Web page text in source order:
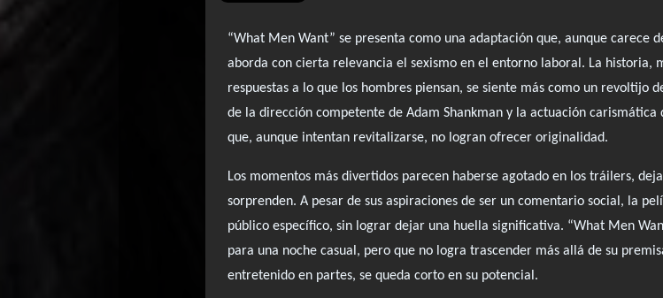
“What Men Want” se presenta como una adaptación que, aunque carece
aborda con cierta relevancia el sexismo en el entorno laboral. La historia,
respuestas a lo que los hombres piensan, se siente más como un revoltijo
de la dirección competente de Adam Shankman y la actuación carismática
que, aunque intentan revitalizarse, no logran ofrecer originalidad.
Los momentos más divertidos parecen haberse agotado en los tráilers,
sorprenden. A pesar de sus aspiraciones de ser un comentario social, la
público específico, sin lograr dejar una huella significativa. “What Men
para una noche casual, pero que no logra trascender más allá de su
entretenido en partes, se queda corto en su potencial.